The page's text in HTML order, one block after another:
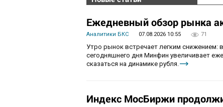
Ежедневный обзор рынка
Аналитики БКС 07.08.2026 10:55 71
Утро рынок встречает легким снижением:
сегодняшнего дня Минфин увеличивает
сказаться на динамике рубля.
Индекс МосБиржи